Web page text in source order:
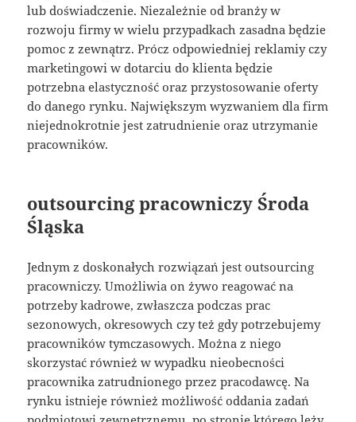
lub doświadczenie. Niezależnie od branży w
rozwoju firmy w wielu przypadkach zasadna będzie
pomoc z zewnątrz. Prócz odpowiedniej reklamiy czy
marketingowi w dotarciu do klienta będzie
potrzebna elastyczność oraz przystosowanie oferty
do danego rynku. Największym wyzwaniem dla firm
niejednokrotnie jest zatrudnienie oraz utrzymanie
pracowników.
outsourcing pracowniczy Środa
Śląska
Jednym z doskonałych rozwiązań jest outsourcing
pracowniczy. Umożliwia on żywo reagować na
potrzeby kadrowe, zwłaszcza podczas prac
sezonowych, okresowych czy też gdy potrzebujemy
pracowników tymczasowych. Można z niego
skorzystać również w wypadku nieobecności
pracownika zatrudnionego przez pracodawcę. Na
rynku istnieje również możliwość oddania zadań